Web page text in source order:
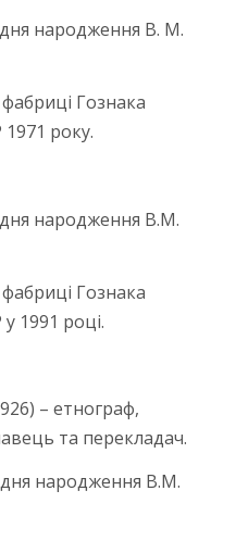
народження В. М.
Гознака
1971 року.
народження В.М.
Гознака
1991 році.
– етнограф,
та перекладач.
народження В.М.